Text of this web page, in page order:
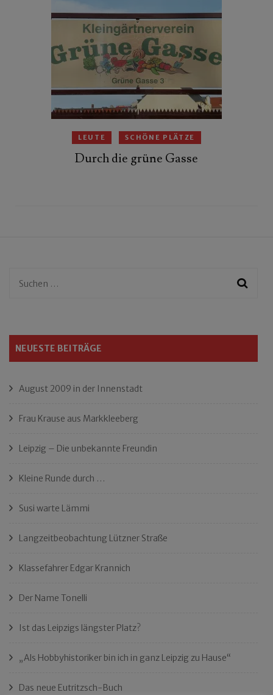
LEUTE SCHÖNE PLÄTZE
Durch die grüne Gasse
Suchen
NEUESTE BEITRÄGE
August 2009 in der Innenstadt
Frau Krause aus Markkleeberg
Leipzig – Die unbekannte Freundin
Kleine Runde durch …
Susi warte Lämmi
Langzeitbeobachtung Lützner Straße
Klassefahrer Edgar Krannich
Der Name Tonelli
Ist das Leipzigs längster Platz?
„Als Hobbyhistoriker bin ich in ganz Leipzig zu Hause“
Das neue Eutritzsch-Buch